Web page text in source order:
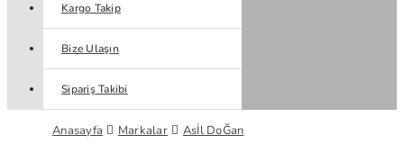
Kargo Takip
Bize Ulaşın
Sipariş Takibi
Anasayfa Markalar Asİl DoĞan